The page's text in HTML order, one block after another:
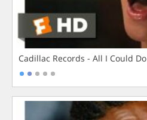
Cadillac Records - All I Could